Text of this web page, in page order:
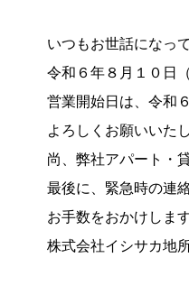
いつもお世話になっ
令和６年８月１０日
営業開始日は、令和
よろしくお願いいたし
尚、弊社アパート・
最後に、緊急時の連
お手数をおかけしま
株式会社イシサカ地